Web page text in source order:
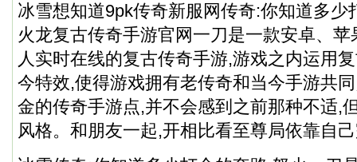
冰雪想知道9pk传奇新服网传奇:你知道多少
火龙复古传奇手游官网一刀是一款安卓、
人实时在线的复古传奇手游,游戏之内运用
今特效,使得游戏拥有老传奇和当今手游共
金的传奇手游点,并不会感到之前那种不适,
风格。和朋友一起,开相比看至尊局依靠自